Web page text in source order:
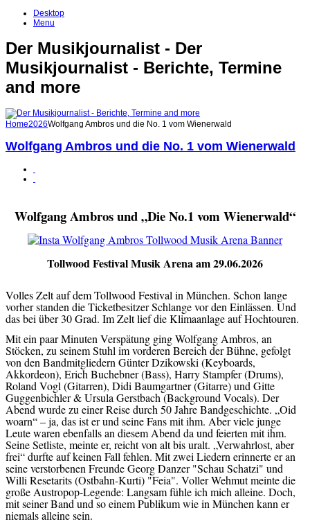
Desktop
Menu
Der Musikjournalist - Der
Musikjournalist - Berichte, Termine
and more
Home2026Wolfgang Ambros und die No. 1 vom Wienerwald
Wolfgang Ambros und die No. 1 vom Wienerwald
Wolfgang Ambros und „Die No.1 vom Wienerwald“
Tollwood Festival Musik Arena am 29.06.2026
Volles Zelt auf dem Tollwood Festival in München. Schon lange
vorher standen die Ticketbesitzer Schlange vor den Einlässen. Und
das bei über 30 Grad. Im Zelt lief die Klimaanlage auf Hochtouren.
Mit ein paar Minuten Verspätung ging Wolfgang Ambros, an
Stöcken, zu seinem Stuhl im vorderen Bereich der Bühne, gefolgt
von den Bandmitgliedern Günter Dzikowski (Keyboards,
Akkordeon), Erich Buchebner (Bass), Harry Stampfer (Drums),
Roland Vogl (Gitarren), Didi Baumgartner (Gitarre) und Gitte
Guggenbichler & Ursula Gerstbach (Background Vocals). Der
Abend wurde zu einer Reise durch 50 Jahre Bandgeschichte. „Oid
woarn“ – ja, das ist er und seine Fans mit ihm. Aber viele junge
Leute waren ebenfalls an diesem Abend da und feierten mit ihm.
Seine Setliste, meinte er, reicht von alt bis uralt. „Verwahrlost, aber
frei“ durfte auf keinen Fall fehlen. Mit zwei Liedern erinnerte er an
seine verstorbenen Freunde Georg Danzer "Schau Schatzi" und
Willi Resetarits (Ostbahn-Kurti) "Feia". Voller Wehmut meinte die
große Austropop-Legende: Langsam fühle ich mich alleine. Doch,
mit seiner Band und so einem Publikum wie in München kann er
niemals alleine sein.